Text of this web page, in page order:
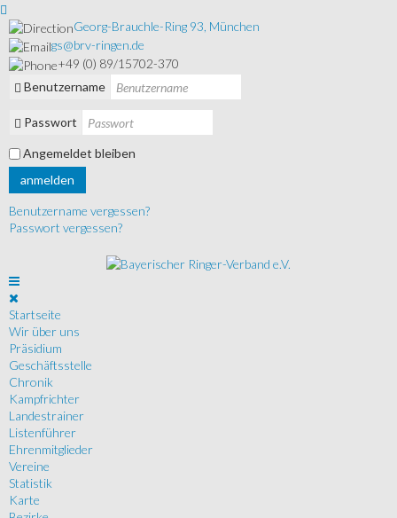
Georg-Brauchle-Ring 93, München
gs@brv-ringen.de
+49 (0) 89/15702-370
Benutzername
Passwort
Angemeldet bleiben
anmelden
Benutzername vergessen?
Passwort vergessen?
Startseite
Wir über uns
Präsidium
Geschäftsstelle
Chronik
Kampfrichter
Landestrainer
Listenführer
Ehrenmitglieder
Vereine
Statistik
Karte